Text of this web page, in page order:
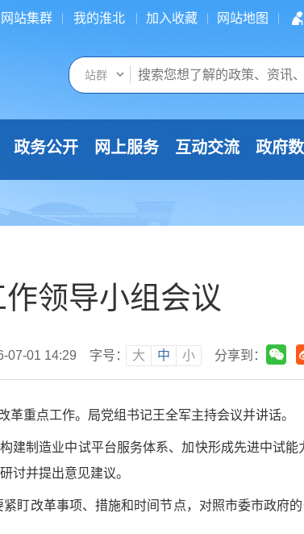
网站集群 我的淮北 加入收藏 网站地图
政务公开 网上服务 互动交流 政府
领导小组会议
07-01 14:29 字号： 大 中 小 分享到：
重点工作。局党组书记王全军主持会议并讲话。
建制造业中试平台服务体系、加快形成先进中试能
讨并提出意见建议。
盯改革事项、措施和时间节点‌，对照市委市政府